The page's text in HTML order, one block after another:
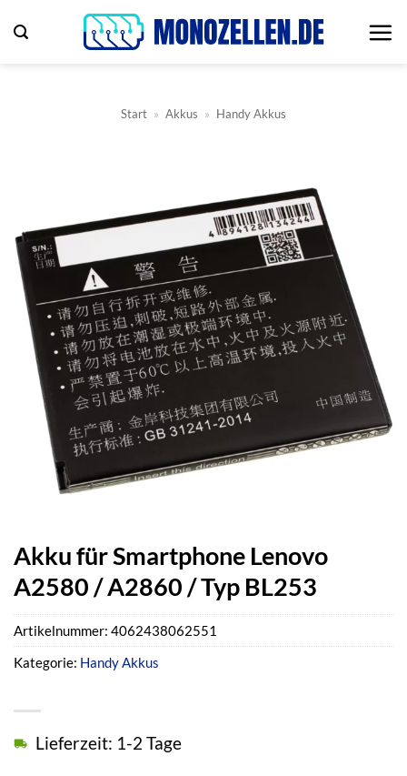
Inhalt
Start » Akkus » Handy Akkus
Akku für Smartphone Lenovo
A2580 / A2860 / Typ BL253
Lieferzeit: 1-2 Tage
Artikelnummer: 4062438062551
Kategorie: Handy Akkus